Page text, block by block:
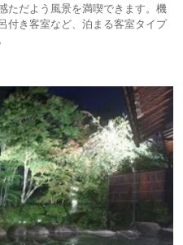
ただよう風景を満喫できます。機
付き客室など、泊まる客室タイプ